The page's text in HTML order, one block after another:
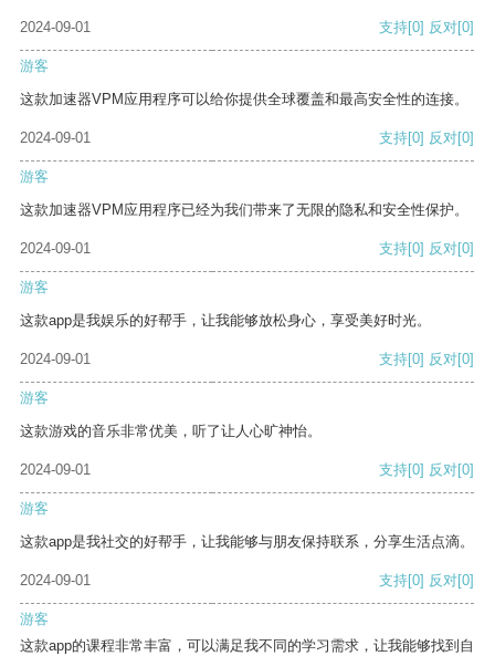
2024-09-01 支持[0] 反对[0]
游客
这款加速器VPM应用程序可以给你提供全球覆盖和最高安全性的连接。
2024-09-01 支持[0] 反对[0]
游客
这款加速器VPM应用程序已经为我们带来了无限的隐私和安全性保护。
2024-09-01 支持[0] 反对[0]
游客
这款app是我娱乐的好帮手，让我能够放松身心，享受美好时光。
2024-09-01 支持[0] 反对[0]
游客
这款游戏的音乐非常优美，听了让人心旷神怡。
2024-09-01 支持[0] 反对[0]
游客
这款app是我社交的好帮手，让我能够与朋友保持联系，分享生活点滴。
2024-09-01 支持[0] 反对[0]
游客
这款app的课程非常丰富，可以满足我不同的学习需求，让我能够找到自